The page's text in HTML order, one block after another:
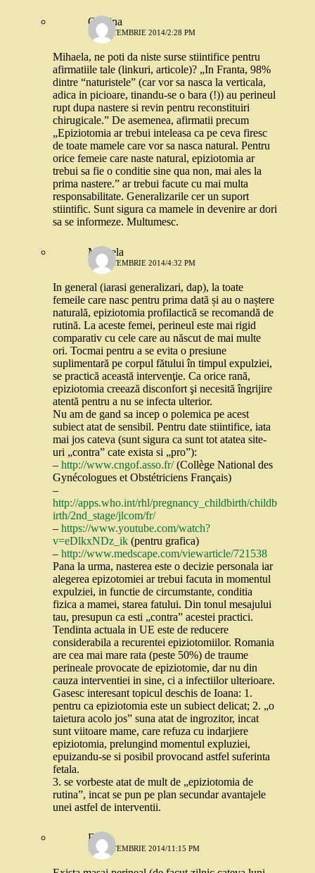
Cristina
10 SEPTEMBRIE 2014/2:28 PM
Mihaela, ne poti da niste surse stiintifice pentru
afirmatiile tale (linkuri, articole)? „In Franta, 98%
dintre “naturistele” (car vor sa nasca la verticala,
adica in picioare, tinandu-se o bara (!)) au perineul
rupt dupa nastere si revin pentru reconstituiri
chirugicale.” De asemenea, afirmatii precum
„Epiziotomia ar trebui inteleasa ca pe ceva firesc
de toate mamele care vor sa nasca natural. Pentru
orice femeie care naste natural, epiziotomia ar
trebui sa fie o conditie sine qua non, mai ales la
prima nastere.” ar trebui facute cu mai multa
responsabilitate. Generalizarile cer un suport
stiintific. Sunt sigura ca mamele in devenire ar dori
sa se informeze. Multumesc.
Mihaela
10 SEPTEMBRIE 2014/4:32 PM
In general (iarasi generalizari, dap), la toate
femeile care nasc pentru prima dată și au o naștere
naturală, epiziotomia profilactică se recomandă de
rutină. La aceste femei, perineul este mai rigid
comparativ cu cele care au născut de mai multe
ori. Tocmai pentru a se evita o presiune
suplimentară pe corpul fătului în timpul expulziei,
se practică această intervenţie. Ca orice rană,
epiziotomia creează disconfort şi necesită îngrijire
atentă pentru a nu se infecta ulterior.
Nu am de gand sa incep o polemica pe acest
subiect atat de sensibil. Pentru date stiintifice, iata
mai jos cateva (sunt sigura ca sunt tot atatea site-
uri „contra” cate exista si „pro”):
– http://www.cngof.asso.fr/(Collège National des
Gynécologues et Obstétriciens Français)
–
http://apps.who.int/rhl/pregnancy_childbirth/childb
irth/2nd_stage/jlcom/fr/
– https://www.youtube.com/watch?
v=eDlkxNDz_ik (pentru grafica)
– http://www.medscape.com/viewarticle/721538
Pana la urma, nasterea este o decizie personala iar
alegerea epizotomiei ar trebui facuta in momentul
expulziei, in functie de circumstante, conditia
fizica a mamei, starea fatului. Din tonul mesajului
tau, presupun ca esti „contra” acestei practici.
Tendinta actuala in UE este de reducere
considerabila a recurentei epiziotomiilor. Romania
are cea mai mare rata (peste 50%) de traume
perineale provocate de epiziotomie, dar nu din
cauza interventiei in sine, ci a infectiilor ulterioare.
Gasesc interesant topicul deschis de Ioana: 1.
pentru ca epiziotomia este un subiect delicat; 2. „o
taietura acolo jos” suna atat de ingrozitor, incat
sunt viitoare mame, care refuza cu indarjiere
epiziotomia, prelungind momentul expluziei,
epuizandu-se si posibil provocand astfel suferinta
fetala.
3. se vorbeste atat de mult de „epiziotomia de
rutina”, incat se pun pe plan secundar avantajele
unei astfel de interventii.
DC
10 SEPTEMBRIE 2014/11:15 PM